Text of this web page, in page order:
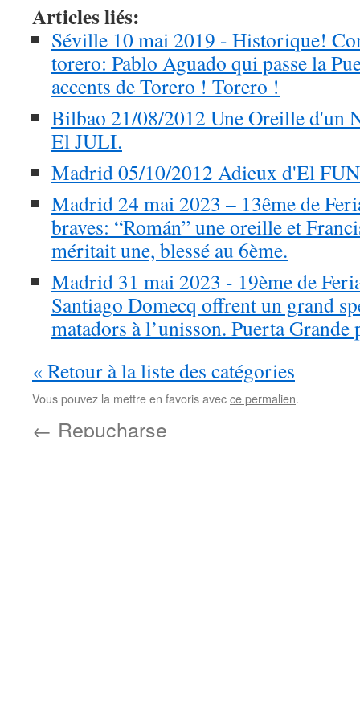
Articles liés:
Séville 10 mai 2019 - Historique!
torero: Pablo Aguado qui passe la
accents de Torero ! Torero !
Bilbao 21/08/2012 Une Oreille d'un
El JULI.
Madrid 05/10/2012 Adieux d'El
Madrid 24 mai 2023 – 13ême de
braves: “Román” une oreille et
méritait une, blessé au 6ème.
Madrid 31 mai 2023 - 19ème de
Santiago Domecq offrent un grand
matadors à l’unisson. Puerta
« Retour à la liste des catégories
Vous pouvez la mettre en favoris avecce permalien.
← Repucharse